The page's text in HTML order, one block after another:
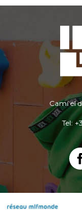
Camí el
Tel: